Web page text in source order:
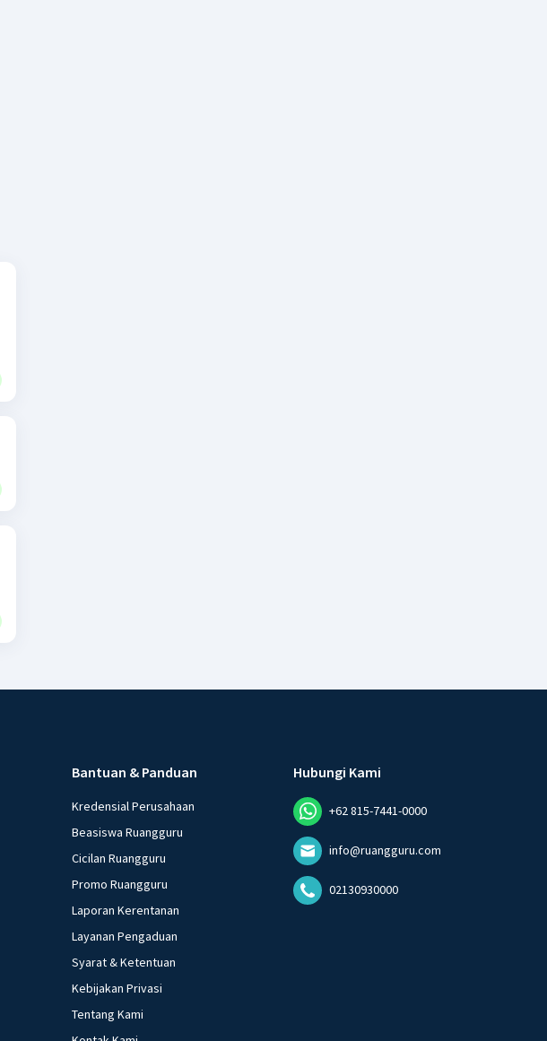
Bantuan & Panduan
Kredensial Perusahaan
Beasiswa Ruangguru
Cicilan Ruangguru
Promo Ruangguru
Laporan Kerentanan
Layanan Pengaduan
Syarat & Ketentuan
Kebijakan Privasi
Tentang Kami
Hubungi Kami
+62 815-7441-0000
info@ruangguru.com
02130930000